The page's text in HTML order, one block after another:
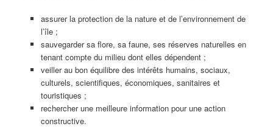
assurer la protection de la nature et de l’environnement de
l’île ;
sauvegarder sa flore, sa faune, ses réserves naturelles en
tenant compte du milieu dont elles dépendent ;
veiller au bon équilibre des intérêts humains, sociaux,
culturels, scientifiques, économiques, sanitaires et
touristiques ;
rechercher une meilleure information pour une action
constructive.